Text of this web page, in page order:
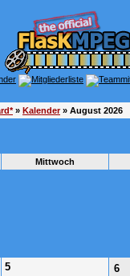
» Kalender» August 2026
Mittwoch
5 6